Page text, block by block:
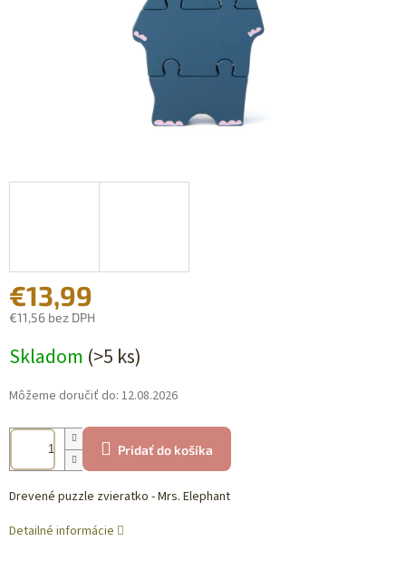
€13,99
€11,56 bez DPH
cena:
Skladom (>5 ks)
Môžeme doručiť do: 12.08.2026
Pridať do košíka
Drevené puzzle zvieratko - Mrs. Elephant
Detailné informácie